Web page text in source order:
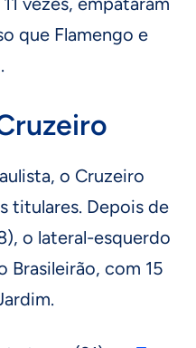
que Flamengo e
o Cruzeiro
titulares. Depois de
o lateral-esquerdo
Brasileirão, com 15